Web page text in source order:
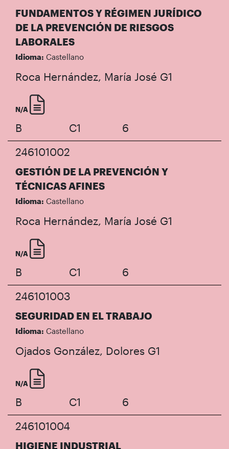
FUNDAMENTOS Y RÉGIMEN JURÍDICO
DE LA PREVENCIÓN DE RIESGOS
LABORALES
Idioma: Castellano
Roca Hernández, María José G1
N/A
B C1
6
246101002
GESTIÓN DE LA PREVENCIÓN Y
TÉCNICAS AFINES
Idioma: Castellano
Roca Hernández, María José G1
N/A
B C1
6
246101003
SEGURIDAD EN EL TRABAJO
Idioma: Castellano
Ojados González, Dolores G1
N/A
B C1
6
246101004
HIGIENE INDUSTRIAL